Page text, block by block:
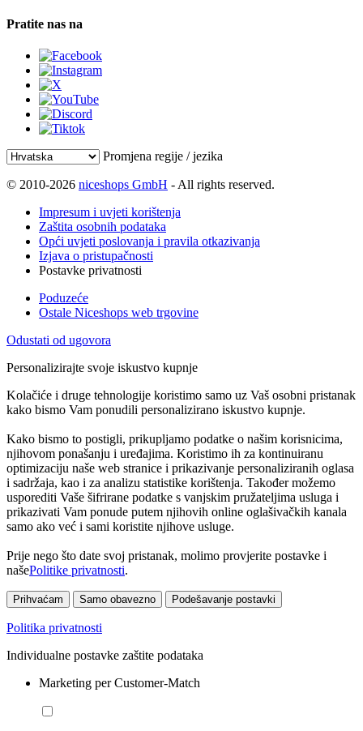
Pratite nas na
Promjena regije / jezika
© 2010-2026 niceshops GmbH - All rights reserved.
Impresum i uvjeti korištenja
Zaštita osobnih podataka
Opći uvjeti poslovanja i pravila otkazivanja
Izjava o pristupačnosti
Postavke privatnosti
Poduzeće
Ostale Niceshops web trgovine
Odustati od ugovora
Personalizirajte svoje iskustvo kupnje
Kolačiće i druge tehnologije koristimo samo uz Vaš osobni pristanak
kako bismo Vam ponudili personalizirano iskustvo kupnje.
Kako bismo to postigli, prikupljamo podatke o našim korisnicima,
njihovom ponašanju i uređajima. Koristimo ih za kontinuiranu
optimizaciju naše web stranice i prikazivanje personaliziranih oglasa
i sadržaja, kao i za analizu statistike korištenja. Također možemo
usporediti Vaše šifrirane podatke s vanjskim pružateljima usluga i
prikazivati Vam ponude putem njihovih online oglašivačkih kanala
samo ako već i sami koristite njihove usluge.
Prije nego što date svoj pristanak, molimo provjerite postavke i
našePolitike privatnosti.
Prihvaćam Samo obavezno Podešavanje postavki
Politika privatnosti
Individualne postavke zaštite podataka
Marketing per Customer-Match